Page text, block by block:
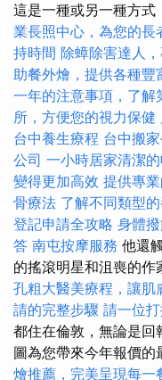
這是一種或另一種方式
業長照中心，為您的長
持時間 除蟑除害達人
助餐外燴，提供各種豐
一年的注意事項，了解
所，方便您的視力保健
台中養生療程 台中搬
公司 一小時居家清潔
變得更加高效 提供專
骨療法 了解不同類型
登記申請全攻略 身體
答 南屯按摩服務 他還
的搖滾明星和沮喪的作
孔粗大醫美療程，讓肌
請的完整步驟 請一位
都住在倫敦，無論是
圖為您帶來今年報價的
燴推薦，完美呈現每一